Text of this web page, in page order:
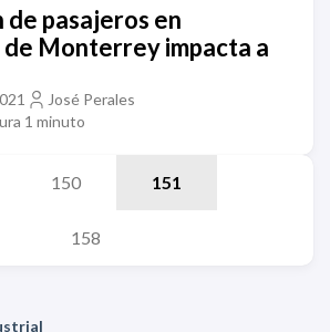
de pasajeros en
Monterrey impacta a
José Perales
1 minuto
150 151
158